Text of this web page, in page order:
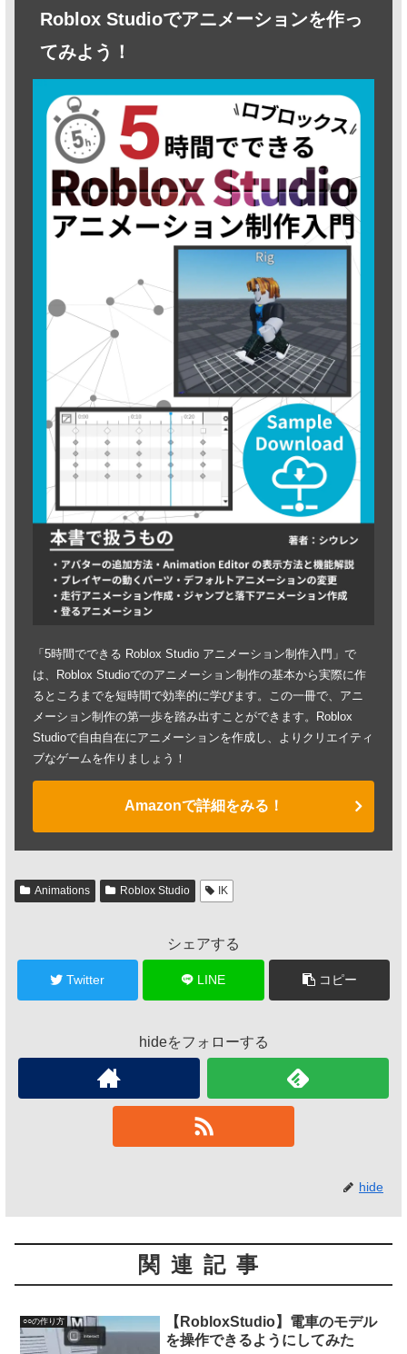
Roblox Studioでアニメーションを作っ
てみよう！
「5時間でできる Roblox Studio アニメーション制作入門」で
は、Roblox Studioでのアニメーション制作の基本から実際に作
るところまでを短時間で効率的に学びます。この一冊で、アニ
メーション制作の第一歩を踏み出すことができます。Roblox
Studioで自由自在にアニメーションを作成し、よりクリエイティ
ブなゲームを作りましょう！
Amazonで詳細をみる！
Animations Roblox Studio IK
シェアする
Twitter LINE コピー
hideをフォローする
hide
関連記事
○○の作り方
【RobloxStudio】電車のモデル
を操作できるようにしてみた